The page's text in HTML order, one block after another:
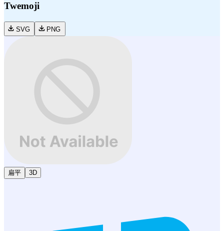
Twemoji
SVG PNG
扁平 3D